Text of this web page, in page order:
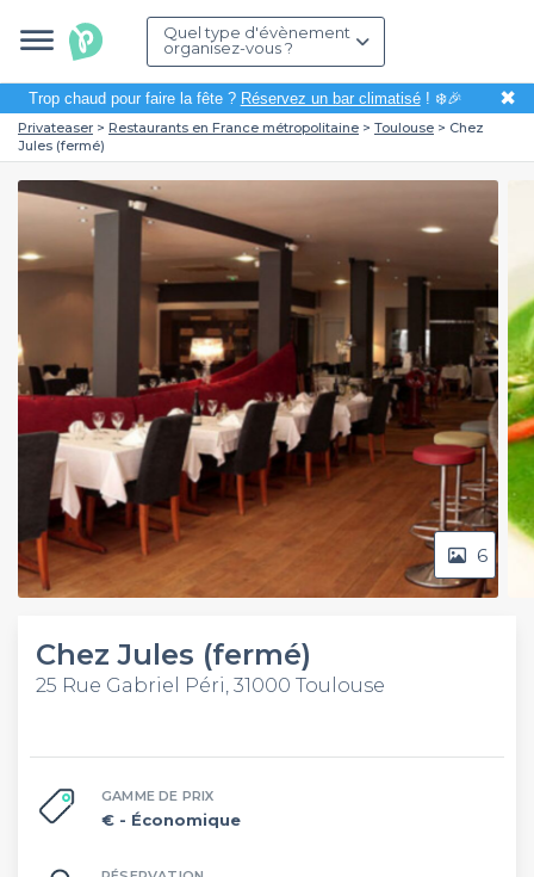
Quel type d'évènement
organisez-vous ?
Trop chaud pour faire la fête ? Réservez un bar climatisé! ❄️🎉 ✖
Privateaser Restaurants en France métropolitaine Toulouse
Chez
Jules (fermé)
6
Chez Jules (fermé)
25 Rue Gabriel Péri, 31000 Toulouse
GAMME DE PRIX
€ - Économique